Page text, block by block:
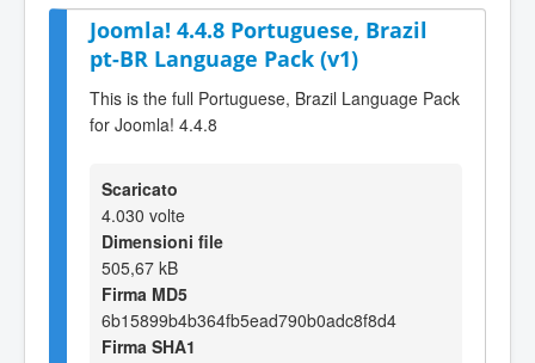
Joomla! 4.4.8 Portuguese, Brazil
pt-BR Language Pack (v1)
This is the full Portuguese, Brazil Language Pack
for Joomla! 4.4.8
Scaricato
4.030 volte
Dimensioni file
505,67 kB
Firma MD5
6b15899b4b364fb5ead790b0adc8f8d4
Firma SHA1